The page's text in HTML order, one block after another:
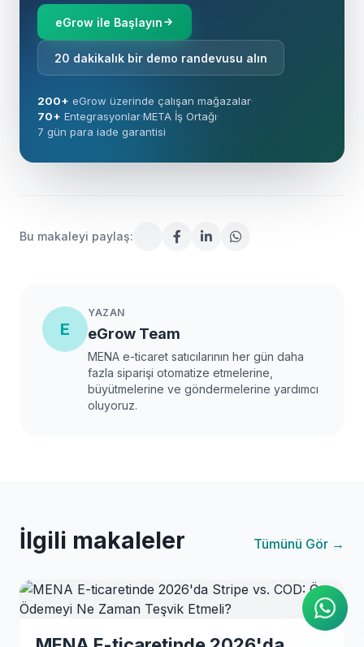
eGrow ile Başlayın
20 dakikalık bir demo randevusu alın
200+ eGrow üzerinde çalışan mağazalar·
70+ Entegrasyonlar·META İş Ortağı·
7 gün para iade garantisi
Bu makaleyi paylaş:
E
YAZAN
eGrow Team
MENA e-ticaret satıcılarının her gün daha
fazla siparişi otomatize etmelerine,
büyütmelerine ve göndermelerine yardımcı
oluyoruz.
İlgili makaleler Tümünü Gör →
AI Ajanı